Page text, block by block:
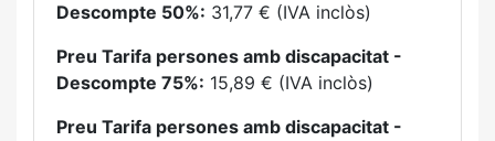
Descompte 50%: 31,77 € (IVA inclòs)
Preu Tarifa persones amb discapacitat -
Descompte 75%: 15,89 € (IVA inclòs)
Preu Tarifa persones amb discapacitat -